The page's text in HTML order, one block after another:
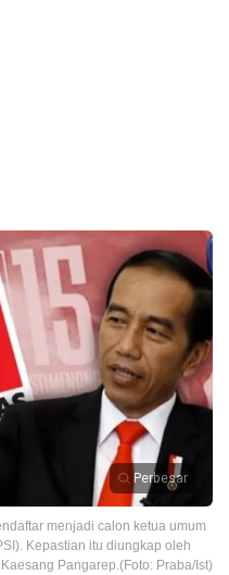
Perbesar
menjadi calon ketua umum
Kepastian itu diungkap oleh
Pangarep.(Foto: Praba/Ist)